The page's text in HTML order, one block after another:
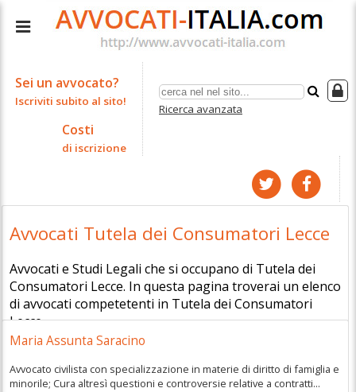
Ricerca avanzata
Sei un avvocato?
Iscriviti subito al sito!
Costi
di iscrizione
Avvocati Tutela dei Consumatori Lecce
Avvocati e Studi Legali che si occupano di Tutela dei
Consumatori Lecce. In questa pagina troverai un elenco
di avvocati competetenti in Tutela dei Consumatori
Lecce.
Maria Assunta Saracino
Avvocato civilista con specializzazione in materie di diritto di famiglia e
minorile; Cura altresì questioni e controversie relative a contratti...